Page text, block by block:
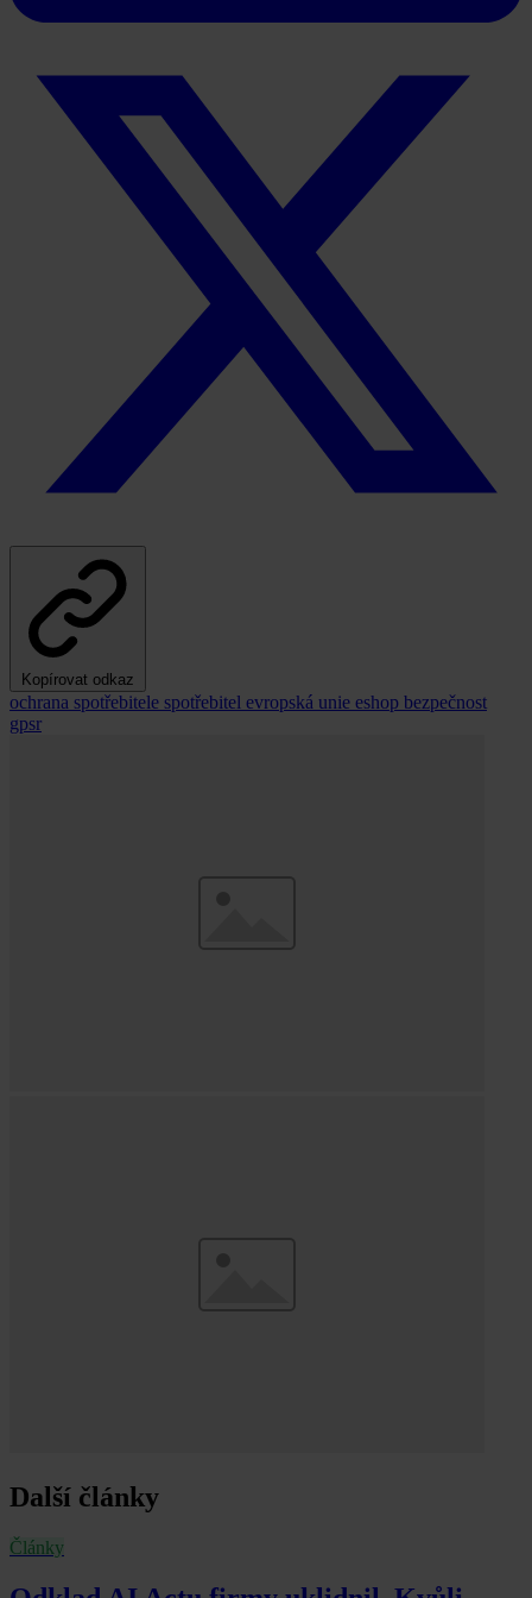
Kopírovat odkaz
ochrana spotřebitele spotřebitel evropská unie eshop bezpečnost
gpsr
Další články
Články